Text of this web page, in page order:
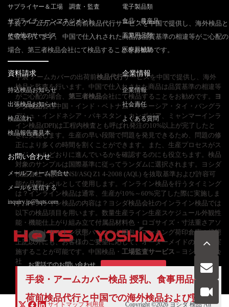
手袋 アームカバーの出荷前検品代行サービスを中国で提供し、海外検品と
監査を行います。 中国で仕入れされた商品は品質基準の相違等がご心配の
場合、第三者検品会社にて検品することをお勧めです。
手袋 アームカバーの出荷前検品代行サービスを中国で提供し、海外
検品と監査を行います。中国で仕入れされた商品は品質基準の相違等
がご心配の場合、 第三者検品会社にて検品することをお勧めです。
ヨ
シダ検品会社中国・インド・ベトナム・マレーシア・タイ・バングラ
デシュ・インドネシア・パキスタン・カンボジア、ミャンマーインラ
イン検品(DPI)は工程内検査とも呼ばれ発注の10%以上が完了したと
きに実施します。生産の早い段階で問題を発見できるため、問題の修
正により多くの時間を割くことができます。また、生産プロセスがス
ケジュールどおりに進んでいるかを確認するのにも役立ちます。検品
対象のサンプルは国際基準に従ってランダムに選択されます。ヨシダ
検品会社では、ANSI/ASQ Z1 4-2008 (AQL) を抜取基準および許容可
能な品質レベルとして使用します。インライン検品を行うタイミング
は？インライン検品は通常、生産が10%～60%完了した際に実施しま
す。インライン検品の内容は？ヨシダ検品会社のインライン検品では
以下の検品項目を用います。数量生産ライン生産スケジュール外観性
能・機能仕上がり組み立て付属品材料色・ロゴサイズ・寸法重さアソ
ートメントカートン状態バーコード梱包・マーキング荷印倉庫の状態
上記以外にも、お客様のご要望に応じて、オーダーメイドの検品を実
施することが可能です。中国検品・ 工場監査サービス – ヨシダ検品会
社
手袋・アームカバー検品 授乳、食事用品の出
荷前検品代行と中国での海外検品および監査
サプライヤー＆工場 調査・監査
サプライチェーンマネジメント
その他のサービス
電子製品類
食品・農産品
工業用品類
医療器械類
資料請求
持込検品お知らせ
出張検品お知らせ
検品流れ
検品報告書見本
企業情報
企業情報
社会責任
よくある質問
お問い合わせ
メールフォーム問合せ
メールを送信する
inquiry.jp@hqts.com
お電話でのお問い合わせ
050-5840-2657
サイトマップ 利用規 Copyright ©2026ヨシダ 検品All